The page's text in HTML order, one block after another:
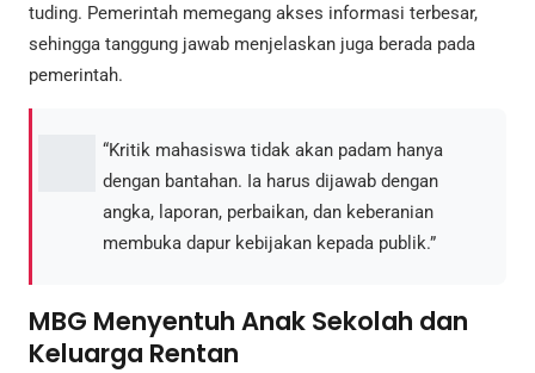
tuding. Pemerintah memegang akses informasi terbesar,
sehingga tanggung jawab menjelaskan juga berada pada
pemerintah.
“Kritik mahasiswa tidak akan padam hanya
dengan bantahan. Ia harus dijawab dengan
angka, laporan, perbaikan, dan keberanian
membuka dapur kebijakan kepada publik.”
MBG Menyentuh Anak Sekolah dan
Keluarga Rentan